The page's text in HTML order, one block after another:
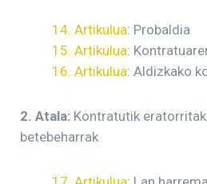
14. Artikulua: Probaldia
15. Artikulua:
16. Artikulua: Aldizkako
2. Atala: Kontratutik
betebeharrak